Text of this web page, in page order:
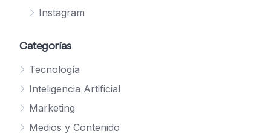
Instagram
Categorías
Tecnología
Inteligencia Artificial
Marketing
Medios y Contenido